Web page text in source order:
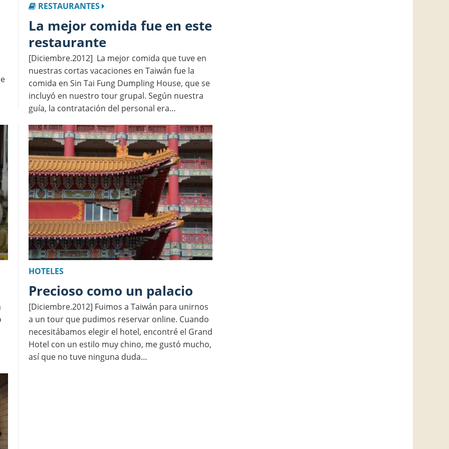
RESTAURANTES
La mejor comida fue en este
restaurante
[Diciembre.2012] La mejor comida que tuve en
nuestras cortas vacaciones en Taiwán fue la
comida en Sin Tai Fung Dumpling House, que se
incluyó en nuestro tour grupal. Según nuestra
guía, la contratación del personal era…
HOTELES
Precioso como un palacio
[Diciembre.2012] Fuimos a Taiwán para unirnos
a un tour que pudimos reservar online. Cuando
necesitábamos elegir el hotel, encontré el Grand
Hotel con un estilo muy chino, me gustó mucho,
así que no tuve ninguna duda…